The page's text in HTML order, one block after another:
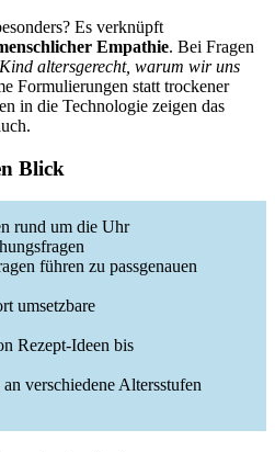
Es verknüpft
Empathie. Bei Fragen
altersgerecht, warum wir uns
Formulierungen statt trockener
in die Technologie zeigen das
Blick
rund um die Uhr
führen zu passgenauen
umsetzbare
Rezept-Ideen bis
verschiedene Altersstufen